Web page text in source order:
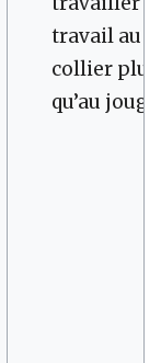
travail au
collier
qu’au joug)